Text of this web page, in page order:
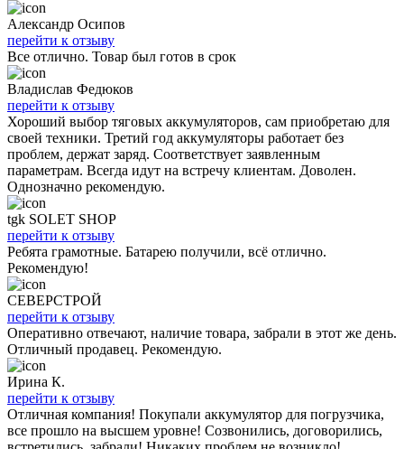
Александр Осипов
перейти к отзыву
Все отлично. Товар был готов в срок
Владислав Федюков
перейти к отзыву
Хороший выбор тяговых аккумуляторов, сам приобретаю для
своей техники. Третий год аккумуляторы работает без
проблем, держат заряд. Соответствует заявленным
параметрам. Всегда идут на встречу клиентам. Доволен.
Однозначно рекомендую.
tgk SOLET SHOP
перейти к отзыву
Ребята грамотные. Батарею получили, всё отлично.
Рекомендую!
СЕВЕРСТРОЙ
перейти к отзыву
Оперативно отвечают, наличие товара, забрали в этот же день.
Отличный продавец. Рекомендую.
Ирина К.
перейти к отзыву
Отличная компания! Покупали аккумулятор для погрузчика,
все прошло на высшем уровне! Созвонились, договорились,